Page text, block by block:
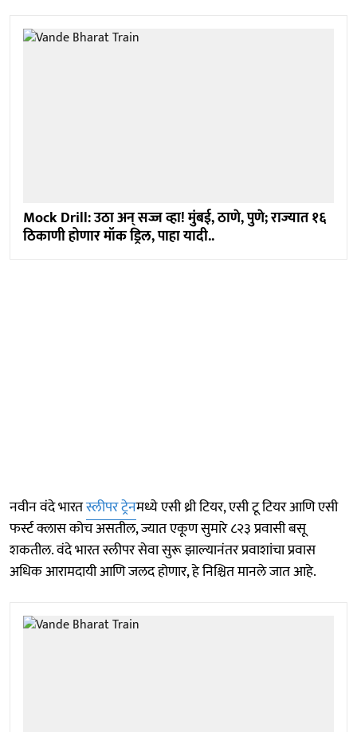
Mock Drill: उठा अन् सज्ज व्हा! मुंबई, ठाणे, पुणे; राज्यात १६
ठिकाणी होणार मॉक ड्रिल, पाहा यादी..
नवीन वंदे भारतस्लीपर ट्रेनमध्ये एसी थ्री टियर, एसी टू टियर आणि एसी
फर्स्ट क्लास कोच असतील, ज्यात एकूण सुमारे ८२३ प्रवासी बसू
शकतील. वंदे भारत स्लीपर सेवा सुरू झाल्यानंतर प्रवाशांचा प्रवास
अधिक आरामदायी आणि जलद होणार, हे निश्चित मानले जात आहे.